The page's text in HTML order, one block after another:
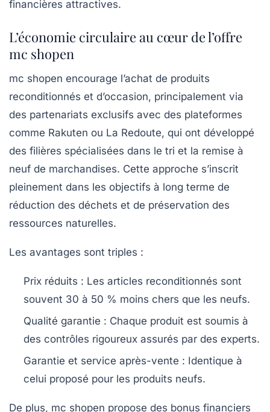
financières attractives.
L’économie circulaire au cœur de l’offre
mc shopen
mc shopen encourage l’achat de produits
reconditionnés et d’occasion, principalement via
des partenariats exclusifs avec des plateformes
comme Rakuten ou La Redoute, qui ont développé
des filières spécialisées dans le tri et la remise à
neuf de marchandises. Cette approche s’inscrit
pleinement dans les objectifs à long terme de
réduction des déchets et de préservation des
ressources naturelles.
Les avantages sont triples :
Prix réduits : Les articles reconditionnés sont
souvent 30 à 50 % moins chers que les neufs.
Qualité garantie : Chaque produit est soumis à
des contrôles rigoureux assurés par des experts.
Garantie et service après-vente : Identique à
celui proposé pour les produits neufs.
De plus, mc shopen propose des bonus financiers